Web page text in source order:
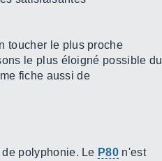
toucher le plus proche
le plus éloigné possible du
fiche aussi de
polyphonie. Le P80 n'est